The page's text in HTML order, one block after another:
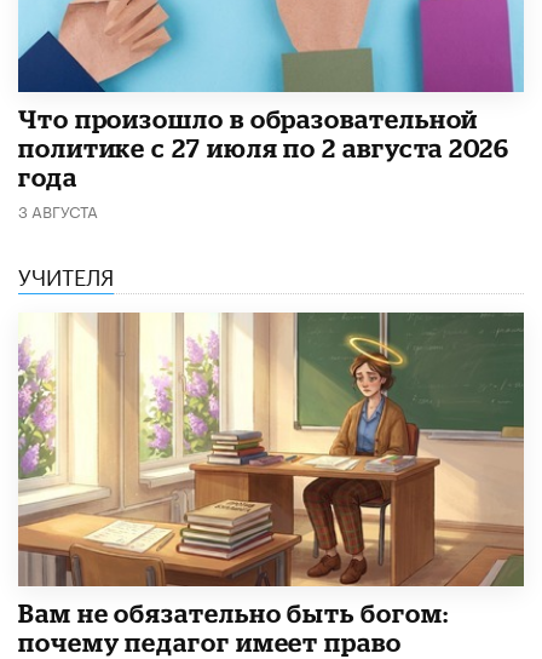
​Что произошло в образовательной
политике с 27 июля по 2 августа 2026
года
3 АВГУСТА
УЧИТЕЛЯ
​Вам не обязательно быть богом:
почему педагог имеет право